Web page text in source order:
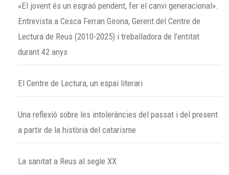
«El jovent és un esgraó pendent, fer el canvi generacional».
Entrevista a Cesca Ferran Girona, Gerent del Centre de
Lectura de Reus (2010-2025) i treballadora de l’entitat
durant 42 anys
El Centre de Lectura, un espai literari
Una reflexió sobre les intoleràncies del passat i del present
a partir de la història del catarisme
La sanitat a Reus al segle XX